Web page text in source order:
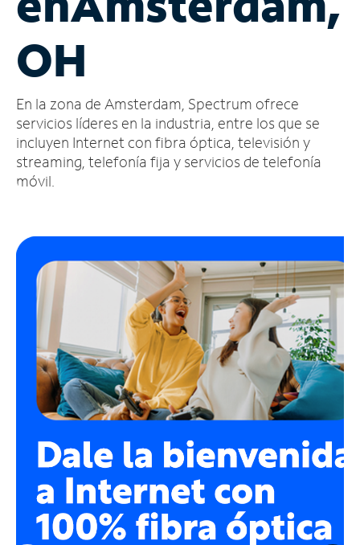
cuenta
Encuentra
tienda
OH
En la zona de Amsterdam, Spectrum ofrece
servicios líderes en la industria, entre los que se
incluyen Internet con fibra óptica, televisión y
streaming, telefonía fija y servicios de telefonía
móvil.